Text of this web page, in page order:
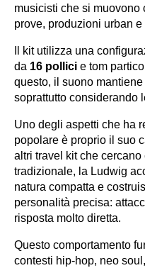
musicisti che si muovono
prove, produzioni urban
Il kit utilizza una
da 16 pollici e tom
questo, il suono
soprattutto considerando
Uno degli aspetti che ha
popolare è proprio il suo
altri travel kit che
tradizionale, la Ludwig
natura compatta e
personalità precisa:
risposta molto diretta.
Questo comportamento
contesti hip-hop, neo